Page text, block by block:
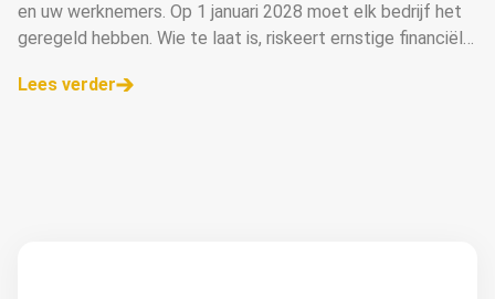
en uw werknemers. Op 1 januari 2028 moet elk bedrijf het
geregeld hebben. Wie te laat is, riskeert ernstige financiële
Lees verder